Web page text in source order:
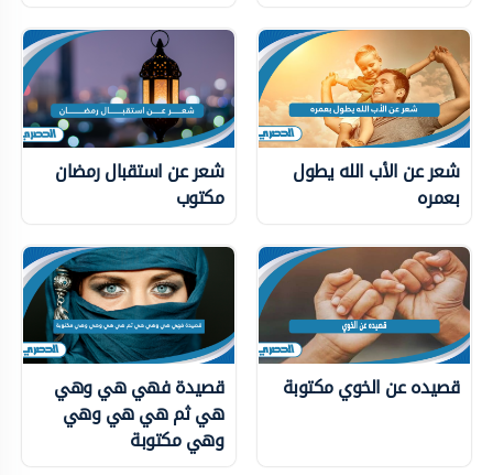
شعر عن الأب الله يطول
بعمره
شعر عن استقبال رمضان
مكتوب
قصيده عن الخوي مكتوبة قصيدة فهي هي وهي
هي ثم هي هي وهي
وهي مكتوبة